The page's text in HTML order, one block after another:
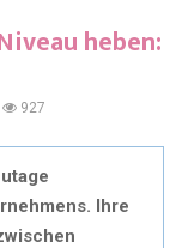
heben:
927
Ihre